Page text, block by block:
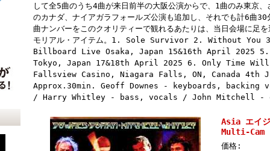
して全5曲のうち4曲が来日前半の大阪公演からで、1曲のみ東京
のカナダ、ナイアガラフォールズ公演も追加し、それでも計6曲
曲ナンバーをこのクオリティーで観れるあたりは、当日会場に足
モリアル・アイテム。1. Sole Survivor 2. Without
Billboard Live Osaka, Japan 15&16th April 2025
Tokyo, Japan 17&18th April 2025 6. Only Time
Fallsview Casino, Niagara Falls, ON, Canada 4th July
Approx.30min. Geoff Downes - keyboards,
/ Harry Whitley - bass, vocals / John Mitchell -
Asia エイ
Multi-Cam
価格: